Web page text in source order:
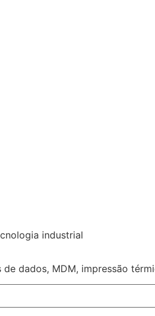
industrial
dados, MDM, impressão